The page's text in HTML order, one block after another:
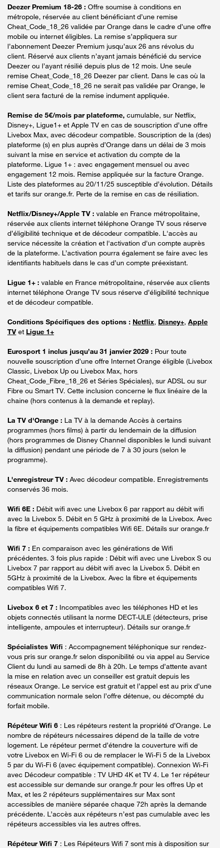
Deezer Premium 18-26 : Offre soumise à conditions en
métropole, réservée au client bénéficiant d’une remise
Cheat_Code_18_26 validée par Orange dans le cadre d’une offre
mobile ou internet éligibles. La remise s’appliquera sur
l’abonnement Deezer Premium jusqu’aux 26 ans révolus du
client. Réservé aux clients n’ayant jamais bénéficié du service
Deezer ou l’ayant résilié depuis plus de 12 mois. Une seule
remise Cheat_Code_18_26 Deezer par client. Dans le cas où la
remise Cheat_Code_18_26 ne serait pas validée par Orange, le
client sera facturé de la remise indument appliquée.
Remise de 5€/mois par plateforme, cumulable, sur Netflix,
Disney+, Ligue1+ et Apple TV en cas de souscription d’une offre
Livebox Max, avec décodeur compatible. Souscription de la (des)
plateforme (s) en plus auprès d’Orange dans un délai de 3 mois
suivant la mise en service et activation du compte de la
plateforme. Ligue 1+ : avec engagement mensuel ou avec
engagement 12 mois. Remise appliquée sur la facture Orange.
Liste des plateformes au 20/11/25 susceptible d’évolution. Détails
et tarifs sur orange.fr. Perte de la remise en cas de résiliation.
Netflix/Disney+/Apple TV : valable en France métropolitaine,
réservée aux clients internet téléphone Orange TV sous réserve
d’éligibilité technique et de décodeur compatible. L'accès au
service nécessite la création et l'activation d'un compte auprès
de la plateforme. L’activation pourra également se faire avec les
identifiants habituels dans le cas d’un compte préexistant.
Ligue 1+ : valable en France métropolitaine, réservée aux clients
internet téléphone Orange TV sous réserve d’éligibilité technique
et de décodeur compatible.
Conditions Spécifiques des options : Netflix, Disney+, Apple
TV et Ligue 1+
Eurosport 1 inclus jusqu’au 31 janvier 2029 : Pour toute
nouvelle souscription d’une offre Internet Orange éligible (Livebox
Classic, Livebox Up ou Livebox Max, hors
Cheat_Code_Fibre_18_26 et Séries Spéciales), sur ADSL ou sur
Fibre ou Smart TV. Cette inclusion concerne le flux linéaire de la
chaine (hors contenus à la demande et replay).
La TV d'Orange : La TV à la demande Accès à certains
programmes (hors films) à partir du lendemain de la diffusion
(hors programmes de Disney Channel disponibles le lundi suivant
la diffusion) pendant une période de 7 à 30 jours (selon le
programme).
L'enregistreur TV : Avec décodeur compatible. Enregistrements
conservés 36 mois.
Wifi 6E : Débit wifi avec une Livebox 6 par rapport au débit wifi
avec la Livebox 5. Débit en 5 GHz à proximité de la Livebox. Avec
la fibre et équipements compatibles Wifi 6E. Détails sur orange.fr
Wifi 7 : En comparaison avec les générations de Wifi
précédentes. 3 fois plus rapide : Débit wifi avec une Livebox S ou
Livebox 7 par rapport au débit wifi avec la Livebox 5. Débit en
5GHz à proximité de la Livebox. Avec la fibre et équipements
compatibles Wifi 7.
Livebox 6 et 7 : Incompatibles avec les téléphones HD et les
objets connectés utilisant la norme DECT-ULE (détecteurs, prise
intelligente, ampoules et interrupteur). Détails sur orange.fr
Spécialistes Wifi : Accompagnement téléphonique sur rendez-
vous pris sur orange.fr selon disponibilité ou via appel au Service
Client du lundi au samedi de 8h à 20h. Le temps d’attente avant
la mise en relation avec un conseiller est gratuit depuis les
réseaux Orange. Le service est gratuit et l’appel est au prix d’une
communication normale selon l’offre détenue, ou décompté du
forfait mobile.
Répéteur Wifi 6 : Les répéteurs restent la propriété d’Orange. Le
nombre de répéteurs nécessaires dépend de la taille de votre
logement. Le répéteur permet d’étendre la couverture wifi de
votre Livebox en Wi-Fi 6 ou de remplacer le Wi-Fi 5 de la Livebox
5 par du Wi-Fi 6 (avec équipement compatible). Connexion Wi-Fi
avec Décodeur compatible : TV UHD 4K et TV 4. Le 1er répéteur
est accessible sur demande sur orange.fr pour les offres Up et
Max, et les 2 répéteurs supplémentaires sur Max sont
accessibles de manière séparée chaque 72h après la demande
précédente. L’accès aux répéteurs n’est pas cumulable avec les
répéteurs accessibles via les autres offres.
Répéteur Wifi 7 : Les Répéteurs Wifi 7 sont mis à disposition sur